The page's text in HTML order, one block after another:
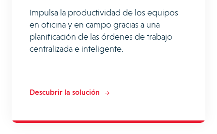
Impulsa la productividad de los equipos
en oficina y en campo gracias a una
planificación de las órdenes de trabajo
centralizada e inteligente.
Descubrir la solución